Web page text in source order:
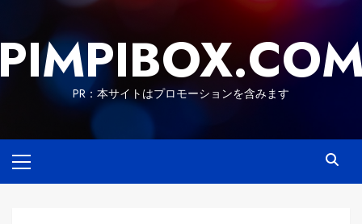
content
PR：本サイトはプロモーションを含みます
Menu